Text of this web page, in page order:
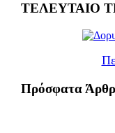
ΤΕΛΕΥΤΑΙΟ
Πρόσφατα